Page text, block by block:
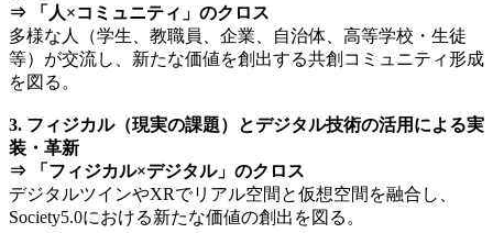
⇒ 「人×コミュニティ」のクロス
多様な人（学生、教職員、企業、自治体、高等学校・生徒
等）が交流し、新たな価値を創出する共創コミュニティ形成
を図る。
3. フィジカル（現実の課題）とデジタル技術の活用による実
装・革新
⇒ 「フィジカル×デジタル」のクロス
デジタルツインやXRでリアル空間と仮想空間を融合し、
Society5.0における新たな価値の創出を図る。